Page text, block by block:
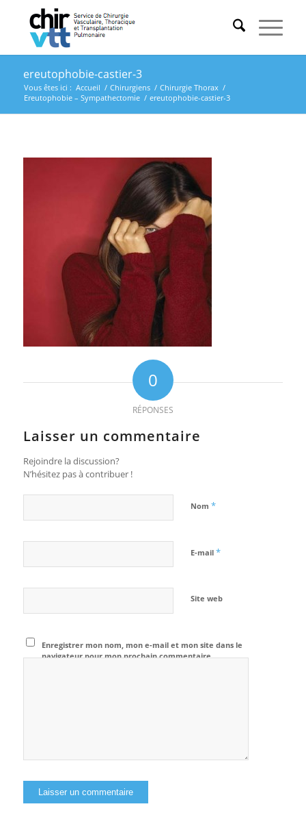
ereutophobie-castier-3
Vous êtes ici : Accueil / Chirurgiens / Chirurgie Thorax /
Ereutophobie – Sympathectomie / ereutophobie-castier-3
0
RÉPONSES
Laisser un commentaire
Rejoindre la discussion?
N’hésitez pas à contribuer !
Nom *
E-mail *
Site web
Enregistrer mon nom, mon e-mail et mon site dans le
navigateur pour mon prochain commentaire.